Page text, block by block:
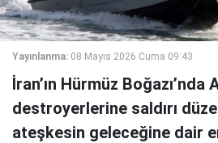
Yayınlanma: 08 Mayıs 2026 Cuma 09:43
İran’ın Hürmüz Boğazı’nda
destroyerlerine saldırı
ateşkesin geleceğine dair